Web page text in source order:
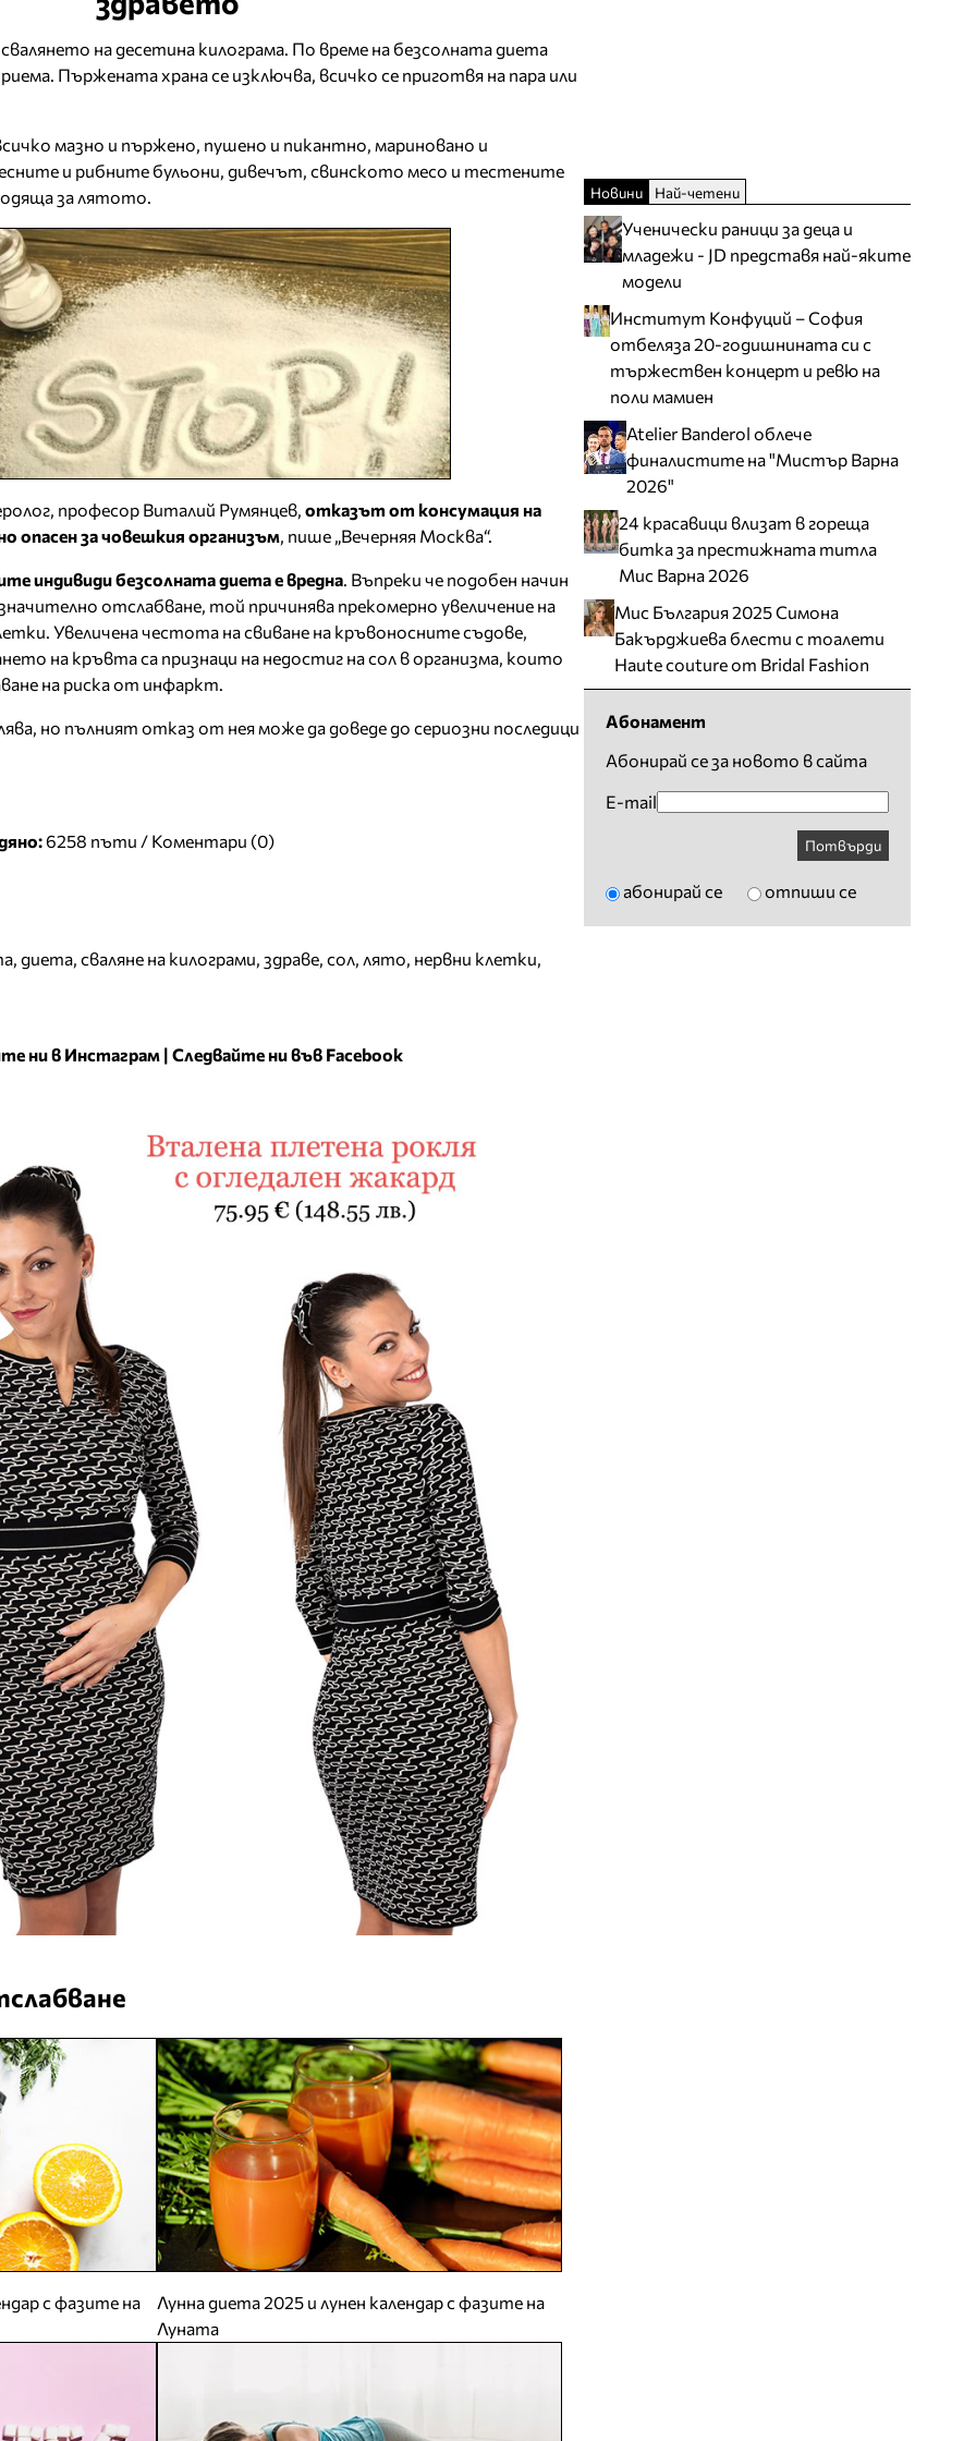
свалянето на десетина килограма. По време на безсолната диета
Пържената храна се изключва, всичко се приготвя на пара или
мазно и пържено, пушено и пикантно, мариновано и
и рибните бульони, дивечът, свинското месо и тестените
за лятото.
професор Виталий Румянцев, отказът от консумация на
опасен за човешкия организъм, пише „Вечерняя Москва“.
индивиди безсолната диета е вредна. Въпреки че подобен начин
отслабване, той причинява прекомерно увеличение на
Увеличена честота на свиване на кръвоносните съдове,
на кръвта са признаци на недостиг на сол в организма, които
на риска от инфаркт.
но пълният отказ от нея може да доведе до сериозни последици
6258 пъти / Коментари (0)
, диета, сваляне на килограми, здраве, сол, лято, нервни клетки,
ни в Инстаграм | Следвайте ни във Facebook
с фазите на
Лунна диета 2025 и лунен календар с фазите на
Луната
Новини Най-четени
Ученически раници за деца и
младежи - JD представя най-яките
модели
Институт Конфуций – София
отбеляза 20-годишнината си с
тържествен концерт и ревю на
поли мамиен
Atelier Banderol облече
финалистите на "Мистър Варна
2026"
24 красавици влизат в гореща
битка за престижната титла
Мис Варна 2026
Мис България 2025 Симона
Бакърджиева блести с тоалети
Haute couture от Bridal Fashion
Абонамент
Абонирай се за новото в сайта
E-mail
Потвърди
абонирай се отпиши се